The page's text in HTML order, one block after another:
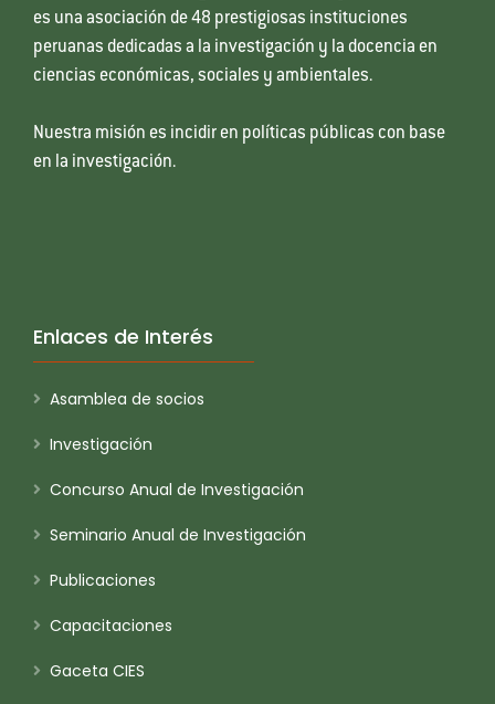
es una asociación de 48 prestigiosas instituciones
peruanas dedicadas a la investigación y la docencia en
ciencias económicas, sociales y ambientales.
Nuestra misión es incidir en políticas públicas con base
en la investigación.
Enlaces de Interés
Asamblea de socios
Investigación
Concurso Anual de Investigación
Seminario Anual de Investigación
Publicaciones
Capacitaciones
Gaceta CIES